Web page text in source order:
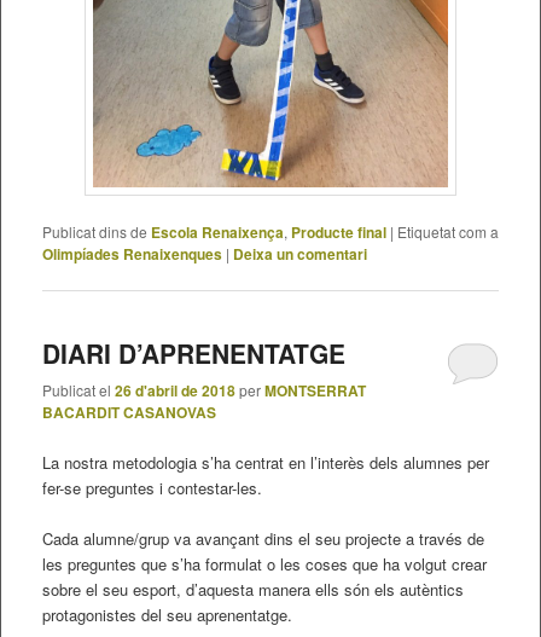
Publicat dins de Escola Renaixença, Producte final | Etiquetat com a
Olimpíades Renaixenques | Deixa un comentari
DIARI D’APRENENTATGE
Publicat el 26 d'abril de 2018perMONTSERRAT
BACARDIT CASANOVAS
La nostra metodologia s’ha centrat en l’interès dels alumnes per
fer-se preguntes i contestar-les.
Cada alumne/grup va avançant dins el seu projecte a través de
les preguntes que s’ha formulat o les coses que ha volgut crear
sobre el seu esport, d’aquesta manera ells són els autèntics
protagonistes del seu aprenentatge.